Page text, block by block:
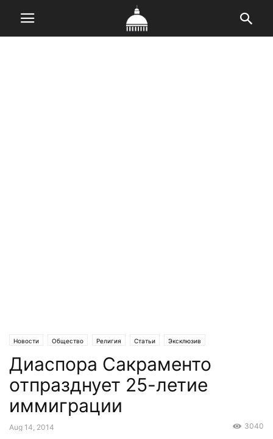
Новости Общество Религия Статьи Эксклюзив
Диаспора Сакраменто
отпразднует 25-летие
иммиграции
Aug 14, 2014 3040